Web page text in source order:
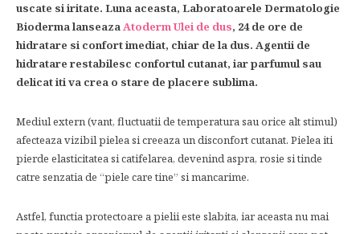
uscate si iritate. Luna aceasta, Laboratoarele Dermatologie
Bioderma lanseazaAtoderm Ulei de dus, 24 de ore de
hidratare si confort imediat, chiar de la dus. Agentii de
hidratare restabilesc confortul cutanat, iar parfumul sau
delicat iti va crea o stare de placere sublima.
Mediul extern (vant, fluctuatii de temperatura sau orice alt stimul)
afecteaza vizibil pielea si creeaza un disconfort cutanat. Pielea iti
pierde elasticitatea si catifelarea, devenind aspra, rosie si tinde
catre senzatia de “piele care tine” si mancarime.
Astfel, functia protectoare a pielii este slabita, iar aceasta nu mai